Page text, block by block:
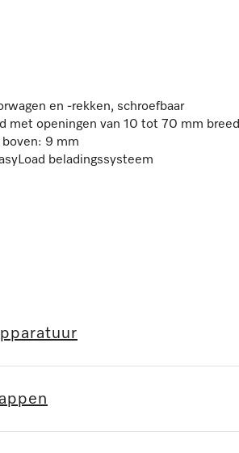
en -rekken, schroefbaar
met openingen van 10 tot 70 mm breed
boven: 9 mm
beladingssysteem